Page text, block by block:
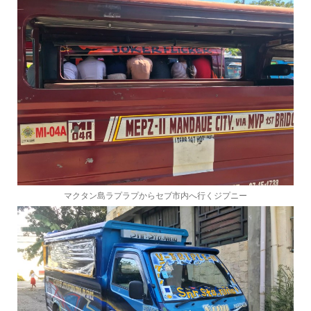
マクタン島ラプラプからセブ市内へ行くジプニー